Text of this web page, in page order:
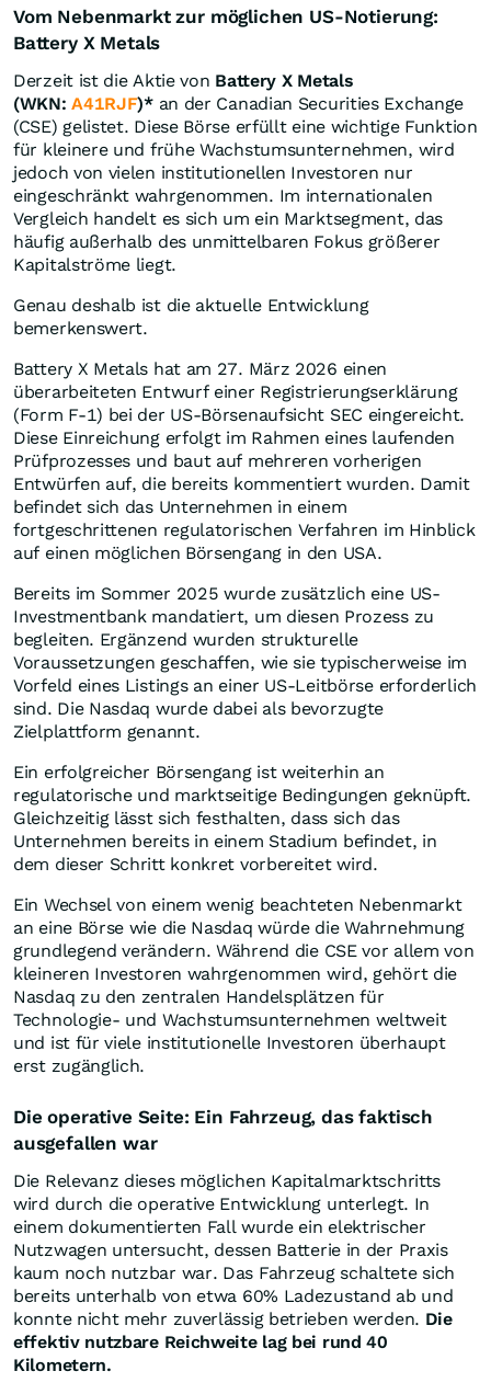
Vom Nebenmarkt zur möglichen US-Notierung:
Battery X Metals
Derzeit ist die Aktie von Battery X Metals
(WKN:A41RJF)*an der Canadian Securities Exchange
(CSE) gelistet. Diese Börse erfüllt eine wichtige Funktion
für kleinere und frühe Wachstumsunternehmen, wird
jedoch von vielen institutionellen Investoren nur
eingeschränkt wahrgenommen. Im internationalen
Vergleich handelt es sich um ein Marktsegment, das
häufig außerhalb des unmittelbaren Fokus größerer
Kapitalströme liegt.
Genau deshalb ist die aktuelle Entwicklung
bemerkenswert.
Battery X Metals hat am 27. März 2026 einen
überarbeiteten Entwurf einer Registrierungserklärung
(Form F-1) bei der US-Börsenaufsicht SEC eingereicht.
Diese Einreichung erfolgt im Rahmen eines laufenden
Prüfprozesses und baut auf mehreren vorherigen
Entwürfen auf, die bereits kommentiert wurden. Damit
befindet sich das Unternehmen in einem
fortgeschrittenen regulatorischen Verfahren im Hinblick
auf einen möglichen Börsengang in den USA.
Bereits im Sommer 2025 wurde zusätzlich eine US-
Investmentbank mandatiert, um diesen Prozess zu
begleiten. Ergänzend wurden strukturelle
Voraussetzungen geschaffen, wie sie typischerweise im
Vorfeld eines Listings an einer US-Leitbörse erforderlich
sind. Die Nasdaq wurde dabei als bevorzugte
Zielplattform genannt.
Ein erfolgreicher Börsengang ist weiterhin an
regulatorische und marktseitige Bedingungen geknüpft.
Gleichzeitig lässt sich festhalten, dass sich das
Unternehmen bereits in einem Stadium befindet, in
dem dieser Schritt konkret vorbereitet wird.
Ein Wechsel von einem wenig beachteten Nebenmarkt
an eine Börse wie die Nasdaq würde die Wahrnehmung
grundlegend verändern. Während die CSE vor allem von
kleineren Investoren wahrgenommen wird, gehört die
Nasdaq zu den zentralen Handelsplätzen für
Technologie- und Wachstumsunternehmen weltweit
und ist für viele institutionelle Investoren überhaupt
erst zugänglich.
Die operative Seite: Ein Fahrzeug, das faktisch
ausgefallen war
Die Relevanz dieses möglichen Kapitalmarktschritts
wird durch die operative Entwicklung unterlegt. In
einem dokumentierten Fall wurde ein elektrischer
Nutzwagen untersucht, dessen Batterie in der Praxis
kaum noch nutzbar war. Das Fahrzeug schaltete sich
bereits unterhalb von etwa 60% Ladezustand ab und
konnte nicht mehr zuverlässig betrieben werden. Die
effektiv nutzbare Reichweite lag bei rund 40
Kilometern.